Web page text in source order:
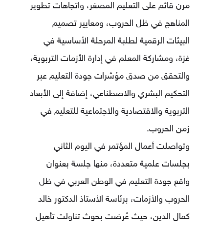
مرن قائم على التعليم المصغر، واتجاهات تطوير
المناهج في ظل الحروب، ومعايير تصميم
البيئات الرقمية لطلبة المرحلة الأساسية في
غزة، ومشاركة المعلم في إدارة الأزمات التربوية،
والتحقق من صدق مؤشرات جودة التعليم عبر
التحكيم البشري والاصطناعي، إضافة إلى الأبعاد
التربوية والاقتصادية والاجتماعية للتعليم في
زمن الحروب.
وتواصلت أعمال المؤتمر في اليوم الثاني
بجلسات علمية متعددة، منها جلسة بعنوان
واقع جودة التعليم في الوطن العربي في ظل
الحروب والأزمات، برئاسة الأستاذ الدكتور خالد
كمال الدين، حيث عُرضت بحوث تناولت تأهيل